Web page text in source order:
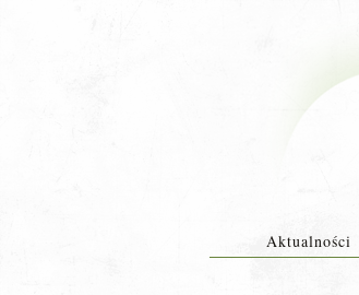
Aktualności